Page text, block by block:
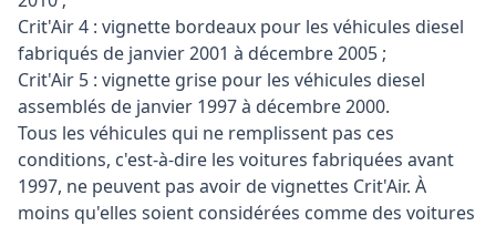
Crit'Air 4 : vignette bordeaux pour les véhicules diesel
fabriqués de janvier 2001 à décembre 2005 ;
Crit'Air 5 : vignette grise pour les véhicules diesel
assemblés de janvier 1997 à décembre 2000.
Tous les véhicules qui ne remplissent pas ces
conditions, c'est-à-dire les voitures fabriquées avant
1997, ne peuvent pas avoir de vignettes Crit'Air. À
moins qu'elles soient considérées comme des voitures